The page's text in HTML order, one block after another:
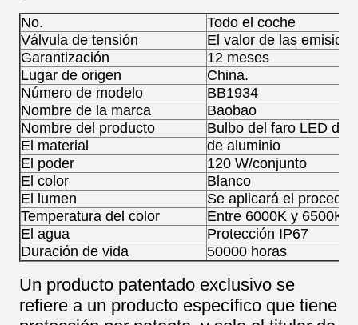
No.
Todo el coche
Válvula de tensión
El valor de las
Garantización
12 meses
Lugar de origen
China.
Número de modelo
BB1934
Nombre de la marca
Baobao
Nombre del producto
Bulbo del faro LED del
El material
de aluminio
El poder
120 W/conjunto
El color
Blanco
El lumen
Se aplicará el
Temperatura del color
Entre 6000K y 6500K.
El agua
Protección IP67
Duración de vida
50000 horas
Un producto patentado exclusivo se
refiere a un producto específico que tiene